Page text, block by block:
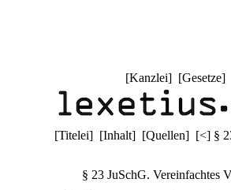
[Kanzlei] [Gesetze]
[Titelei] [Inhalt] [Quellen] [<] §
§ 23 JuSchG. Vereinfachtes